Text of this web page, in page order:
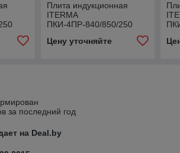
Плита индукционная
ITERMA
ПКИ-4ПР-840/850/250
Цену уточняйте
за последний год
на Deal.by